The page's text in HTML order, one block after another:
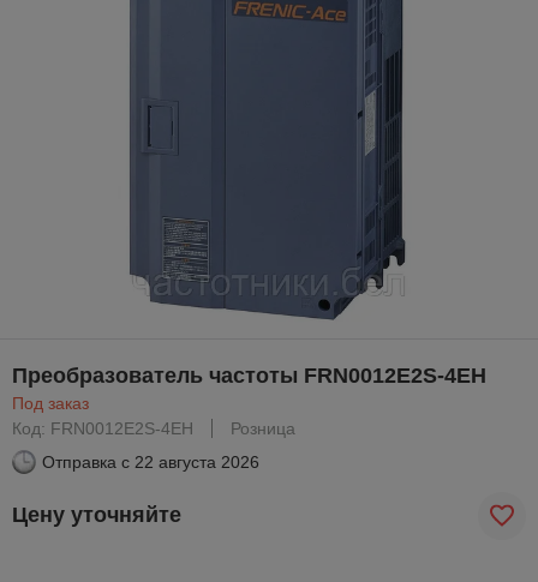
Преобразователь частоты FRN0012E2S-4EH
Под заказ
Код: FRN0012E2S-4EH
Розница
Отправка с 22 августа 2026
Цену уточняйте